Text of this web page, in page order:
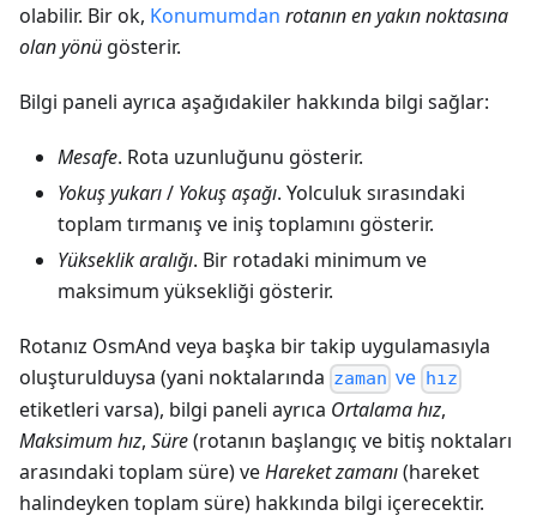
olabilir. Bir ok, Konumumdan rotanın en yakın noktasına
olan yönü gösterir.
Bilgi paneli ayrıca aşağıdakiler hakkında bilgi sağlar:
Mesafe. Rota uzunluğunu gösterir.
Yokuş yukarı/ Yokuş aşağı. Yolculuk sırasındaki
toplam tırmanış ve iniş toplamını gösterir.
Yükseklik aralığı. Bir rotadaki minimum ve
maksimum yüksekliği gösterir.
Rotanız OsmAnd veya başka bir takip uygulamasıyla
oluşturulduysa (yani noktalarında zaman ve hız
etiketleri varsa), bilgi paneli ayrıca Ortalama hız,
Maksimum hız, Süre(rotanın başlangıç ve bitiş noktaları
arasındaki toplam süre) veHareket zamanı(hareket
halindeyken toplam süre) hakkında bilgi içerecektir.